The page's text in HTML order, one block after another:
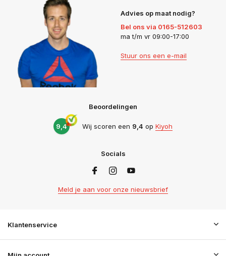
Advies op maat nodig?
Bel ons via 0165-512603
ma t/m vr 09:00-17:00
Stuur ons een e-mail
Beoordelingen
9,4 Wij scoren een 9,4 op Kiyoh
Socials
Meld je aan voor onze nieuwsbrief
Klantenservice